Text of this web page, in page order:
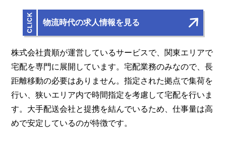
物流時代の求人情報を見る
株式会社貴順が運営しているサービスで、関東エリアで
宅配を専門に展開しています。宅配業務のみなので、長
距離移動の必要はありません。指定された拠点で集荷を
行い、狭いエリア内で時間指定を考慮して宅配を行いま
す。大手配送会社と提携を結んでいるため、仕事量は高
めで安定しているのが特徴です。